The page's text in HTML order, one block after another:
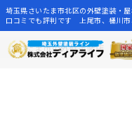
Skip
to
埼玉県さいたま市北区の外壁塗装・
口コミでも評判です 上尾市、桶川市
さいたま市の外壁塗装店【株式